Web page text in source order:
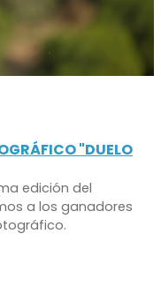
"DUELO
edición del
a los ganadores